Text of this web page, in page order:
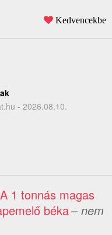
Kedvencekbe
- 2026.08.10.
1 tonnás magas
béka– nem